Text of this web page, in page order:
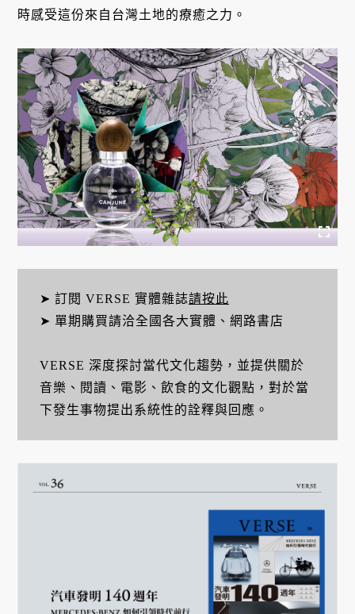
時感受這份來自台灣土地的療癒之力。
➤ 訂閱 VERSE 實體雜誌請按此
➤ 單期購買請洽全國各大實體、網路書店
VERSE 深度探討當代文化趨勢，並提供關於
音樂、閱讀、電影、飲食的文化觀點，對於當
下發生事物提出系統性的詮釋與回應。